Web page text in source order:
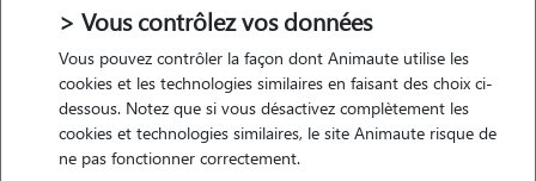
• 22 ans
> Vous contrôlez vos données
Vous pouvez contrôler la façon dont Animaute utilise les
cookies et les technologies similaires en faisant des choix ci-
dessous. Notez que si vous désactivez complètement les
cookies et technologies similaires, le site Animaute risque de
ne pas fonctionner correctement.